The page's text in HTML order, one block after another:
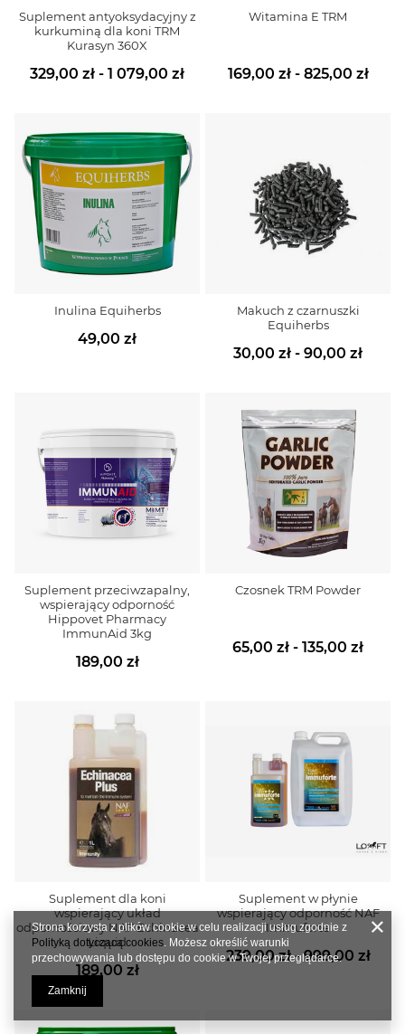
Suplement antyoksydacyjny z
kurkuminą dla koni TRM
Kurasyn 360X
329,00 zł - 1 079,00 zł
Witamina E TRM
169,00 zł - 825,00 zł
Inulina Equiherbs
49,00 zł
Makuch z czarnuszki
Equiherbs
30,00 zł - 90,00 zł
Suplement przeciwzapalny,
wspierający odporność
Hippovet Pharmacy
ImmunAid 3kg
189,00 zł
Czosnek TRM Powder
65,00 zł - 135,00 zł
Suplement dla koni
wspierający układ
odpornościowy NAF Echinacea
Liquid
189,00 zł
Suplement w płynie
wspierający odporność NAF
Immuforte
239,00 zł - 999,00 zł
Strona korzysta z plików cookie w celu realizacji usług zgodnie z
Polityką dotyczącą cookies. Możesz określić warunki
przechowywania lub dostępu do cookie w Twojej przeglądarce.
Zamknij